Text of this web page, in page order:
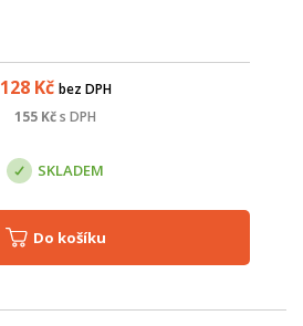
128Kč bez DPH
155 Kčs DPH
SKLADEM
Do košíku